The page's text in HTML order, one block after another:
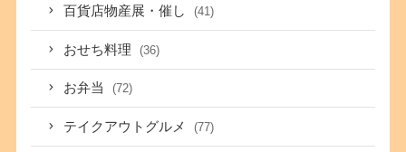
百貨店物産展・催し (41)
おせち料理 (36)
お弁当 (72)
テイクアウトグルメ (77)